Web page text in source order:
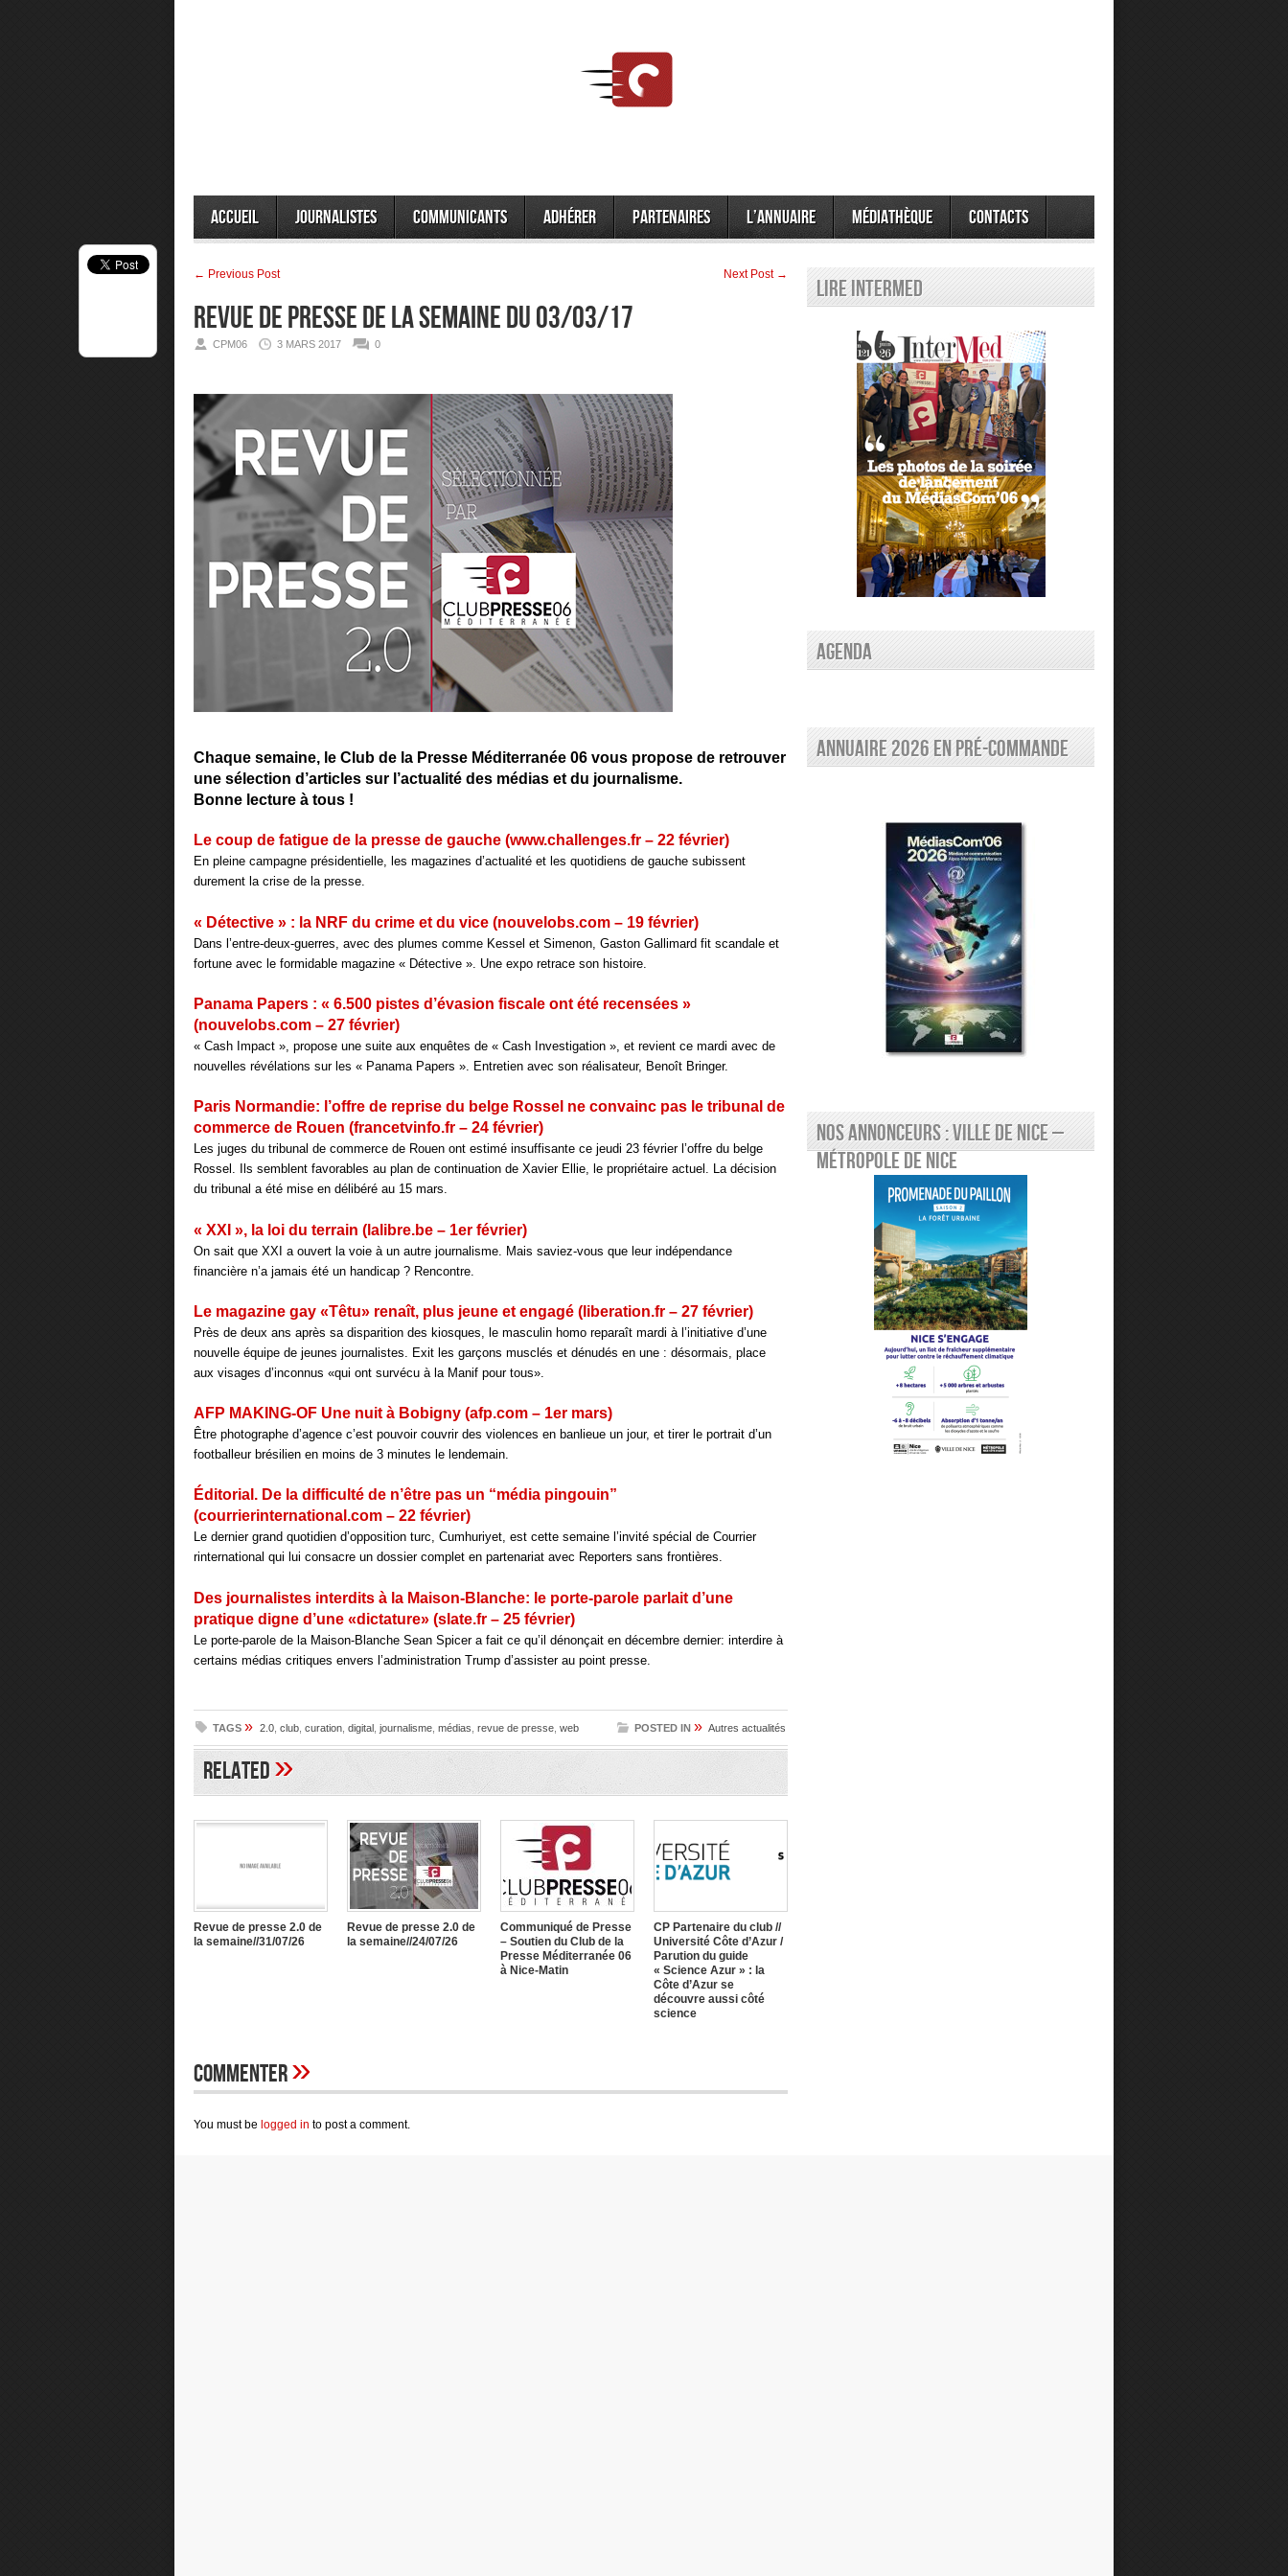
Accueil Journalistes Communicants Adhérer Partenaires L’annuaire Médiathèque Contacts
← Previous Post Next Post →
Revue de presse de la semaine du 03/03/17
CPM06 3 MARS 2017 0
Chaque semaine, le Club de la Presse Méditerranée 06 vous propose de retrouver
une sélection d’articles sur l’actualité des médias et du journalisme.
Bonne lecture à tous !
Le coup de fatigue de la presse de gauche (www.challenges.fr – 22 février)
En pleine campagne présidentielle, les magazines d’actualité et les quotidiens de gauche subissent
durement la crise de la presse.
« Détective » : la NRF du crime et du vice (nouvelobs.com – 19 février)
Dans l’entre-deux-guerres, avec des plumes comme Kessel et Simenon, Gaston Gallimard fit scandale et
fortune avec le formidable magazine « Détective ». Une expo retrace son histoire.
Panama Papers : « 6.500 pistes d’évasion fiscale ont été recensées »
(nouvelobs.com – 27 février)
« Cash Impact », propose une suite aux enquêtes de « Cash Investigation », et revient ce mardi avec de
nouvelles révélations sur les « Panama Papers ». Entretien avec son réalisateur, Benoît Bringer.
Paris Normandie: l’offre de reprise du belge Rossel ne convainc pas le tribunal de
commerce de Rouen (francetvinfo.fr – 24 février)
Les juges du tribunal de commerce de Rouen ont estimé insuffisante ce jeudi 23 février l’offre du belge
Rossel. Ils semblent favorables au plan de continuation de Xavier Ellie, le propriétaire actuel. La décision
du tribunal a été mise en délibéré au 15 mars.
« XXI », la loi du terrain (lalibre.be – 1er février)
On sait que XXI a ouvert la voie à un autre journalisme. Mais saviez-vous que leur indépendance
financière n’a jamais été un handicap ? Rencontre.
Le magazine gay «Têtu» renaît, plus jeune et engagé (liberation.fr – 27 février)
Près de deux ans après sa disparition des kiosques, le masculin homo reparaît mardi à l’initiative d’une
nouvelle équipe de jeunes journalistes. Exit les garçons musclés et dénudés en une : désormais, place
aux visages d’inconnus «qui ont survécu à la Manif pour tous».
AFP MAKING-OF Une nuit à Bobigny (afp.com – 1er mars)
Être photographe d’agence c’est pouvoir couvrir des violences en banlieue un jour, et tirer le portrait d’un
footballeur brésilien en moins de 3 minutes le lendemain.
Éditorial. De la difficulté de n’être pas un “média pingouin”
(courrierinternational.com – 22 février)
Le dernier grand quotidien d’opposition turc, Cumhuriyet, est cette semaine l’invité spécial de Courrier
rinternational qui lui consacre un dossier complet en partenariat avec Reporters sans frontières.
Des journalistes interdits à la Maison-Blanche: le porte-parole parlait d’une
pratique digne d’une «dictature» (slate.fr – 25 février)
Le porte-parole de la Maison-Blanche Sean Spicer a fait ce qu’il dénonçait en décembre dernier: interdire à
certains médias critiques envers l’administration Trump d’assister au point presse.
TAGS » 2.0 club curation digital journalisme médias revue de presse web POSTED IN » Autres actualités
Related»
Revue de presse 2.0 de
la semaine//31/07/26
Revue de presse 2.0 de
la semaine//24/07/26
Communiqué de Presse
– Soutien du Club de la
Presse Méditerranée 06
à Nice-Matin
CP Partenaire du club //
Université Côte d’Azur /
Parution du guide
« Science Azur » : la
Côte d’Azur se
découvre aussi côté
science
Commenter»
You must be logged in to post a comment.
Lire Intermed
AGENDA
Annuaire 2026 en pré-commande
Nos annonceurs : Ville de Nice –
Métropole de Nice